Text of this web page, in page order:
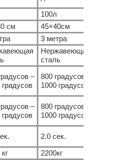
100л
см 45×40см
3 метра
Нержавеющая
сталь
–
градусов
800 градусов –
1000 градусов
–
градусов
800 градусов –
1000 градусов
2.0 сек.
2200кг